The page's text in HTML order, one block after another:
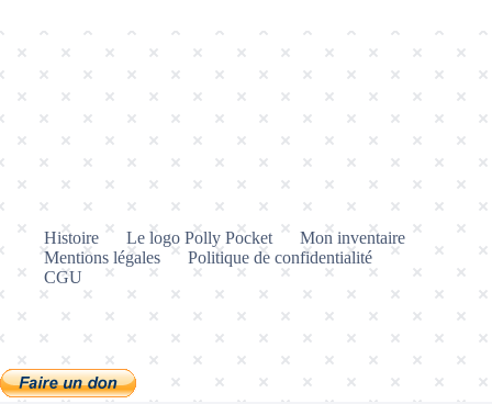
Histoire Le logo Polly Pocket
Mon inventaire
Mentions légales
Politique de confidentialité
CGU